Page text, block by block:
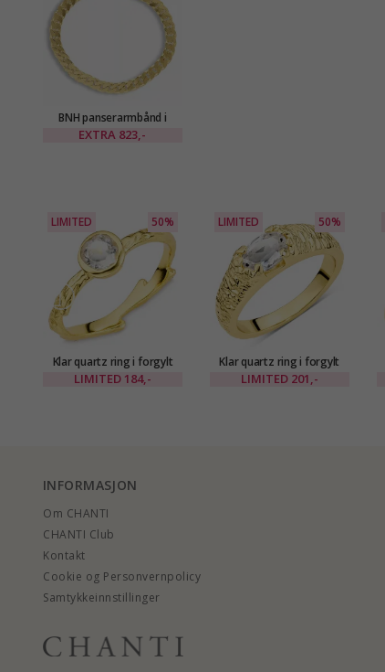
BNH panserarmbånd i
forgylt sølv 17 cm x 5,4 mm
EXTRA 823,-
LIMITED 50%
Klar quartz ring i forgylt
messing - Eliné
LIMITED 184,-
LIMITED 50%
Klar quartz ring i forgylt
messing - Eliné
LIMITED 201,-
INFORMASJON
Om CHANTI
CHANTI Club
Kontakt
Cookie og Personvernpolicy
Samtykkeinnstillinger